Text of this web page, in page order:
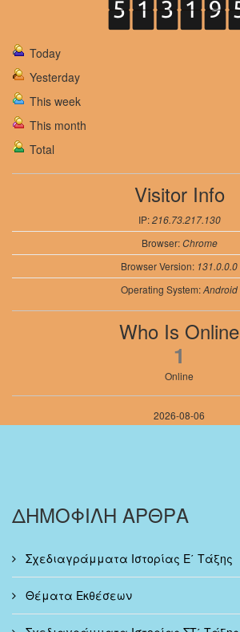
Today
Yesterday
This week
This month
Total
Visitor Info
IP:216.73.217.130
Browser:Chrome
Browser Version: 131.0.0.0
Operating System:Android
Who Is Online
1
Online
2026-08-06
ΔΗΜΟΦΙΛΗ ΑΡΘΡΑ
Σχεδιαγράμματα Ιστορίας Ε΄ Τάξης
Θέματα Εκθέσεων